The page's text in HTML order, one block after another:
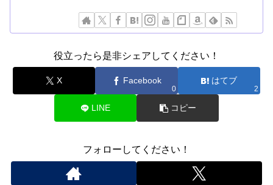
役立ったら是非シェアしてください！
X Facebook
0
はてブ
2
LINE コピー
フォローしてください！